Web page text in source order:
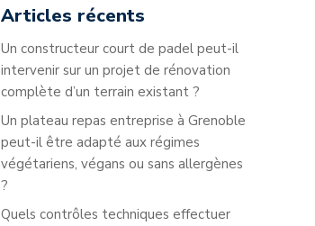
Articles récents
Un constructeur court de padel peut-il
intervenir sur un projet de rénovation
complète d’un terrain existant ?
Un plateau repas entreprise à Grenoble
peut-il être adapté aux régimes
végétariens, végans ou sans allergènes
?
Quels contrôles techniques effectuer